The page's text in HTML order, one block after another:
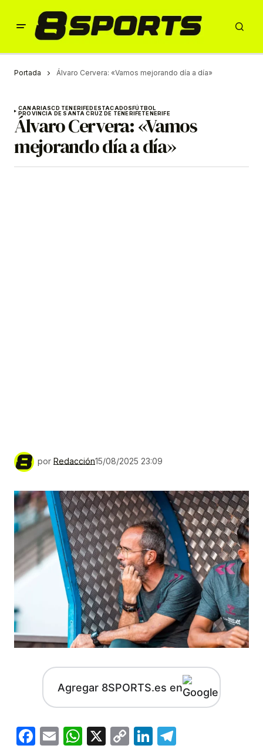
Portada Álvaro Cervera: «Vamos mejorando día a día»
CANARIASCD TENERIFEDESTACADOSFÚTBOL
PROVINCIA DE SANTA CRUZ DE TENERIFETENERIFE
Álvaro Cervera: «Vamos
mejorando día a día»
por Redacción15/08/2025 23:09
Agregar 8SPORTS.es en
Facebook
EmailWhatsApp
X
CopyLinkedIn